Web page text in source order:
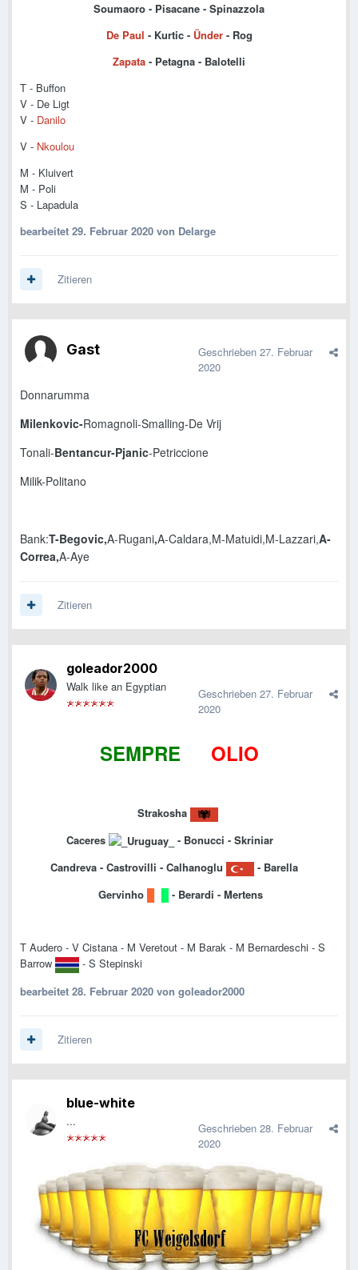
Soumaoro - Pisacane - Spinazzola
De Paul - Kurtic - Ünder- Rog
Zapata - Petagna - Balotelli
T - Buffon
V - De Ligt
V - Danilo
V - Nkoulou
M - Kluivert
M - Poli
S - Lapadula
bearbeitet 29. Februar 2020 von Delarge
Zitieren
Gast Geschrieben 27. Februar
2020
Donnarumma
Milenkovic-Romagnoli-Smalling-De Vrij
Tonali-Bentancur-Pjanic-Petriccione
Milik-Politano
Bank:T-Begovic,A-Rugani,A-Caldara,M-Matuidi,M-Lazzari,A-
Correa,A-Aye
Zitieren
goleador2000
Walk like an Egyptian Geschrieben 27. Februar
2020
SEMPRE OLIO
Strakosha
Caceres
- Bonucci - Skriniar
Candreva - Castrovilli - Calhanoglu
- Barella
Gervinho
- Berardi - Mertens
T Audero - V Cistana - M Veretout - M Barak - M Bernardeschi - S
Barrow
- S Stepinski
bearbeitet 28. Februar 2020 von goleador2000
Zitieren
blue-white
... Geschrieben 28. Februar
2020